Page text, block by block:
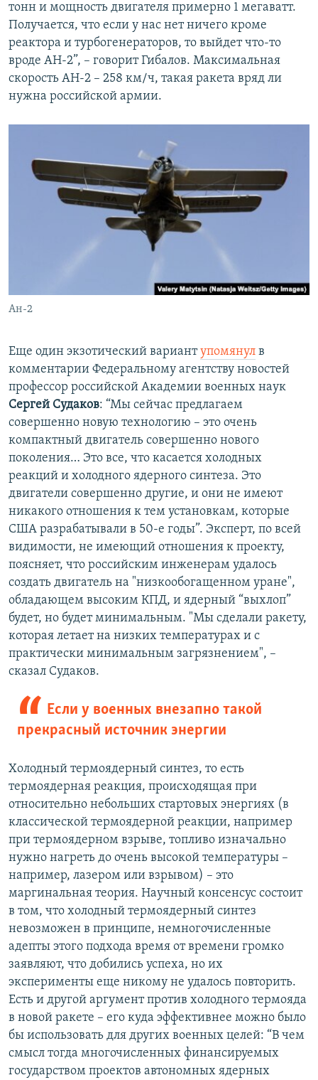
тонн и мощность двигателя примерно 1 мегаватт.
Получается, что если у нас нет ничего кроме
реактора и турбогенераторов, то выйдет что-то
вроде АН-2”, – говорит Гибалов. Максимальная
скорость АН-2 – 258 км/ч, такая ракета вряд ли
нужна российской армии.
Ан-2
Еще один экзотический вариантупомянул в
комментарии Федеральному агентству новостей
профессор российской Академии военных наук
Сергей Судаков: “Мы сейчас предлагаем
совершенно новую технологию – это очень
компактный двигатель совершенно нового
поколения… Это все, что касается холодных
реакций и холодного ядерного синтеза. Это
двигатели совершенно другие, и они не имеют
никакого отношения к тем установкам, которые
США разрабатывали в 50-е годы”. Эксперт, по всей
видимости, не имеющий отношения к проекту,
поясняет, что российским инженерам удалось
создать двигатель на "низкообогащенном уране",
обладающем высоким КПД, и ядерный “выхлоп”
будет, но будет минимальным. "Мы сделали ракету,
которая летает на низких температурах и с
практически минимальным загрязнением", –
сказал Судаков.
Если у военных внезапно такой
прекрасный источник энергии
Холодный термоядерный синтез, то есть
термоядерная реакция, происходящая при
относительно небольших стартовых энергиях (в
классической термоядерной реакции, например
при термоядерном взрыве, топливо изначально
нужно нагреть до очень высокой температуры –
например, лазером или взрывом) – это
маргинальная теория. Научный консенсус состоит
в том, что холодный термоядерный синтез
невозможен в принципе, немногочисленные
адепты этого подхода время от времени громко
заявляют, что добились успеха, но их
эксперименты еще никому не удалось повторить.
Есть и другой аргумент против холодного термояда
в новой ракете – его куда эффективнее можно было
бы использовать для других военных целей: “В чем
смысл тогда многочисленных финансируемых
государством проектов автономных ядерных